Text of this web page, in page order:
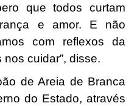
que todos curtam
e amor. E não
com reflexos da
cuidar”, disse.
de Areia de Branca
do Estado, através